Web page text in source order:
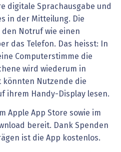
digitale Sprachausgabe und
in der Mitteilung. Die
Notruf wie einen
das Telefon. Das heisst: In
Computerstimme die
wird wiederum in
könnten Nutzende die
ihrem Handy-Display lesen.
Apple App Store sowie im
bereit. Dank Spenden
ist die App kostenlos.